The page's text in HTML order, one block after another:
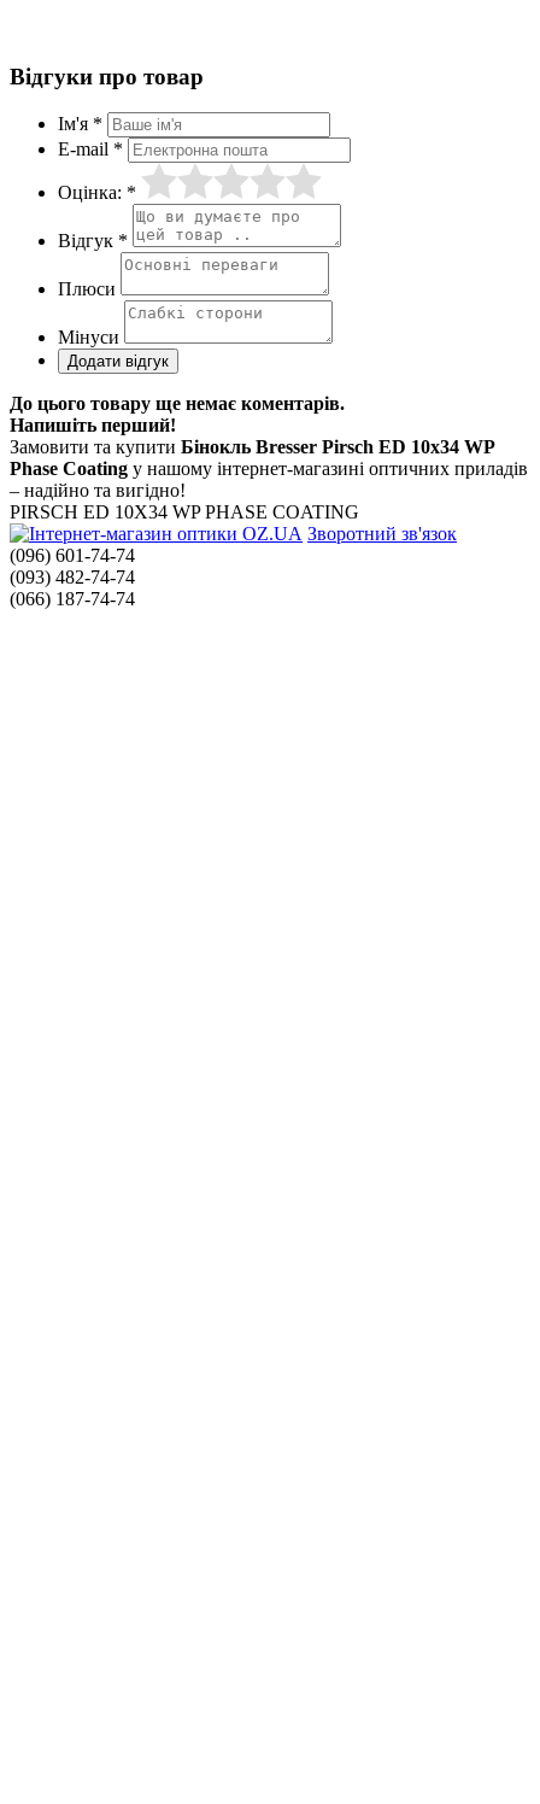
Відгуки про товар
Ім'я *
E-mail *
Оцінка: *
Відгук *
Плюси
Мінуси
До цього товару ще немає коментарів.
Напишіть перший!
Замовити та купити Бінокль Bresser Pirsch ED 10x34 WP
Phase Coating у нашому інтернет-магазині оптичних приладів
– надійно та вигідно!
PIRSCH ED 10X34 WP PHASE COATING
Зворотний зв'язок
(096) 601-74-74
(093) 482-74-74
(066) 187-74-74